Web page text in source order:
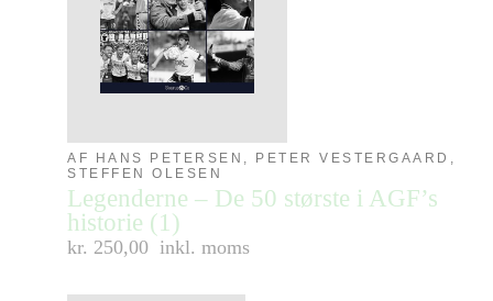
AF HANS PETERSEN, PETER VESTERGAARD,
STEFFEN OLESEN
Legenderne – De 50 største i AGF’s
historie (1)
kr. 250,00 inkl. moms